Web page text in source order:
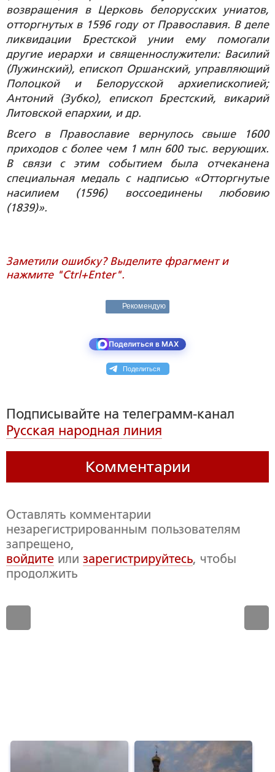
возвращения в Церковь белорусских униатов,
отторгнутых в 1596 году от Православия. В деле
ликвидации Брестской унии ему помогали
другие иерархи и священнослужители: Василий
(Лужинский), епископ Оршанский, управляющий
Полоцкой и Белорусской архиепископией;
Антоний (Зубко), епископ Брестский, викарий
Литовской епархии, и др.
Всего в Православие вернулось свыше 1600
приходов с более чем 1 млн 600 тыс. верующих.
В связи с этим событием была отчеканена
специальная медаль с надписью «Отторгнутые
насилием (1596) воссоединены любовию
(1839)».
Заметили ошибку? Выделите фрагмент и
нажмите "Ctrl+Enter".
Рекомендую
Поделиться в MAX
Поделиться
Подписывайте на телеграмм-канал
Русская народная линия
Комментарии
Оставлять комментарии
незарегистрированным пользователям
запрещено,
войдите или зарегистрируйтесь, чтобы
продолжить